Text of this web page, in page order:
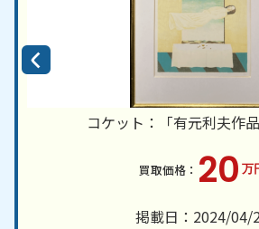
コケット：「有元利夫作
20 万
掲載日：2024/04/